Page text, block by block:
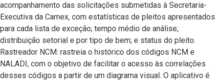
acompanhamento das solicitações submetidas à Secretaria-
Executiva da Camex, com estatísticas de pleitos apresentados
para cada lista de exceção; tempo médio de análise;
distribuição setorial e por tipo de bem; e status do pleito.
Rastreador NCM: rastreia o histórico dos códigos NCM e
NALADI, com o objetivo de facilitar o acesso às correlações
desses códigos a partir de um diagrama visual. O aplicativo é